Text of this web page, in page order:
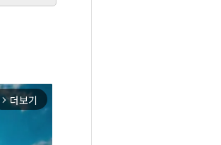
arrow_forward_ios 더보기